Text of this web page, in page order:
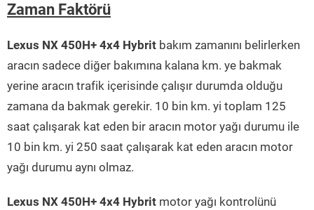
Zaman Faktörü
Lexus NX 450H+ 4x4 Hybrit bakım zamanını belirlerken
aracın sadece diğer bakımına kalana km. ye bakmak
yerine aracın trafik içerisinde çalışır durumda olduğu
zamana da bakmak gerekir. 10 bin km. yi toplam 125
saat çalışarak kat eden bir aracın motor yağı durumu ile
10 bin km. yi 250 saat çalışarak kat eden aracın motor
yağı durumu aynı olmaz.
Lexus NX 450H+ 4x4 Hybrit motor yağı kontrolünü